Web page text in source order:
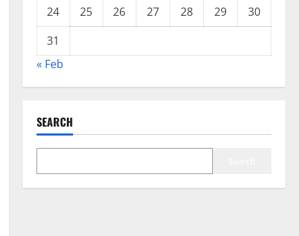
24
25 26 27 28 29
30
31
« Feb
SEARCH